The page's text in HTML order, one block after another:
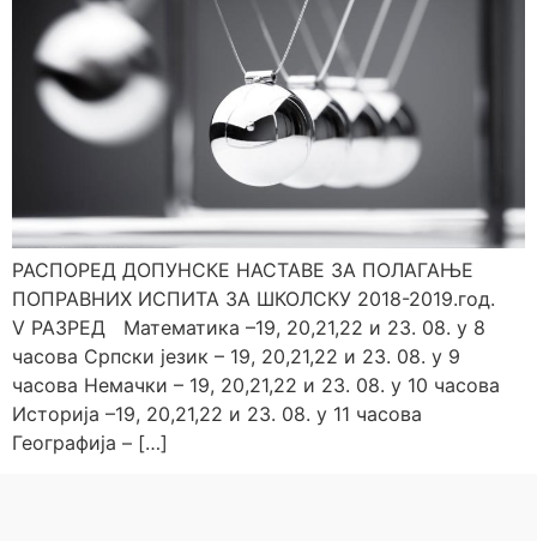
РАСПОРЕД ДОПУНСКЕ НАСТАВЕ ЗА ПОЛАГАЊЕ
ПОПРАВНИХ ИСПИТА ЗА ШКОЛСКУ 2018-2019.год.
V РАЗРЕД Математика –19, 20,21,22 и 23. 08. у 8
часова Српски језик – 19, 20,21,22 и 23. 08. у 9
часова Немачки – 19, 20,21,22 и 23. 08. у 10 часова
Историја –19, 20,21,22 и 23. 08. у 11 часова
Географија – […]